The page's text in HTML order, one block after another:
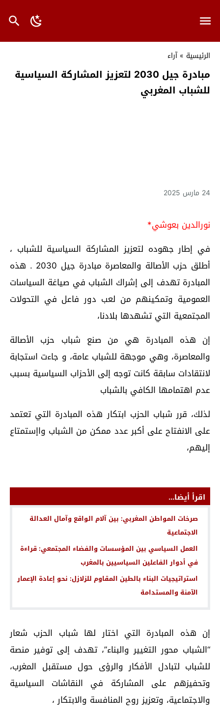
الرئيسية » آراء
مبادرة جيل 2030 لتعزيز المشاركة السياسية
للشباب المغربي
24 مارس 2025
نورالدين بعوشي*
في إطار جهوده لتعزيز المشاركة السياسية للشباب ،
أطلق حزب الأصالة والمعاصرة مبادرة جيل 2030 . هذه
المبادرة تهدف إلى إشراك الشباب في صياغة السياسات
العمومية وتمكينهم من لعب دور فاعل في التحولات
المجتمعية التي تشهدها بلادنا،
إن هذه المبادرة هي من صنع شباب حزب الأصالة
والمعاصرة، وهي موجهة للشباب عامة، و جاءت استجابة
لانتقادات سابقة كانت توجه إلى الأحزاب السياسية بسبب
عدم اهتمامها الكافي بالشباب
لذلك، قرر شباب الحزب ابتكار هذه المبادرة التي تعتمد
على الانفتاح على أكبر عدد ممكن من الشباب واإستمتاع
إليهم،
اقرأ أيضا...
صرخات المواطن المغربي: بين آلام الواقع وآمال العدالة
الاجتماعية
العمل السياسي بين المؤسسات والفضاء المجتمعي: قراءة
في أدوار الفاعلين السياسيين بالمغرب
استراتيجيات البناء بالطين المقاوم للزلازل: نحو إعادة الإعمار
الآمنة والمستدامة
إن هذه المبادرة التي اختار لها شباب الحزب شعار
“الشباب محور التغيير والبناء”، تهدف إلى توفير منصة
للشباب لتبادل الأفكار والرؤى حول مستقبل المغرب،
وتحفيزهم على المشاركة في النقاشات السياسية
والاجتماعية، وتعزيز روح المنافسة والابتكار ،